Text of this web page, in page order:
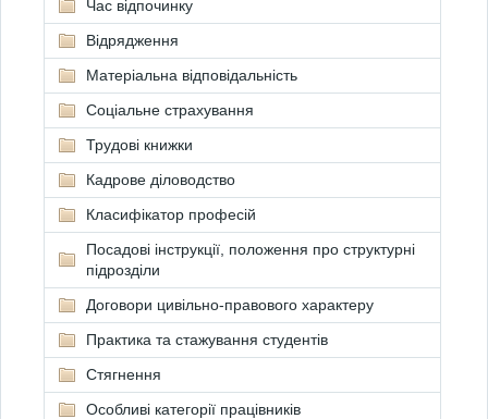
Час відпочинку
Відрядження
Матеріальна відповідальність
Соціальне страхування
Трудові книжки
Кадрове діловодство
Класифікатор професій
Посадові інструкції, положення про структурні
підрозділи
Договори цивільно-правового характеру
Практика та стажування студентів
Стягнення
Особливі категорії працівників